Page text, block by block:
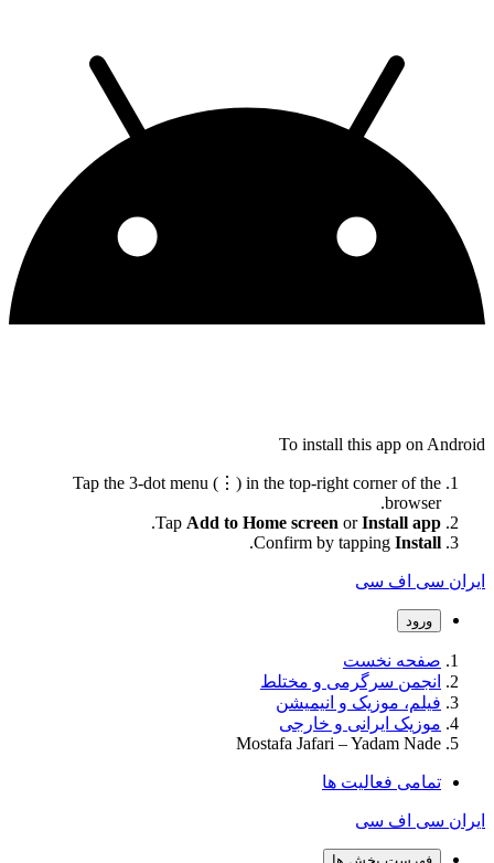
To install this app on Android
Tap the 3-dot menu (⋮) in the top-right corner of the
browser.
Tap Add to Home screen orInstall app
.
Confirm by tapping Install
.
ایران سی اف سی
ورود
صفحه نخست
انجمن سرگرمی و مختلط
فیلم، موزیک و انیمیشن
موزیک ایرانی و خارجی
Mostafa Jafari – Yadam Nade
تمامی فعالیت ها
ایران سی اف سی